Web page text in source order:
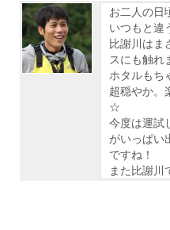
お二人の日
いつもと違
比謝川はま
スにも触れ
ホタルもち
超穏やか。
☆
今度は運試
がいっぱい
ですね！
また比謝川